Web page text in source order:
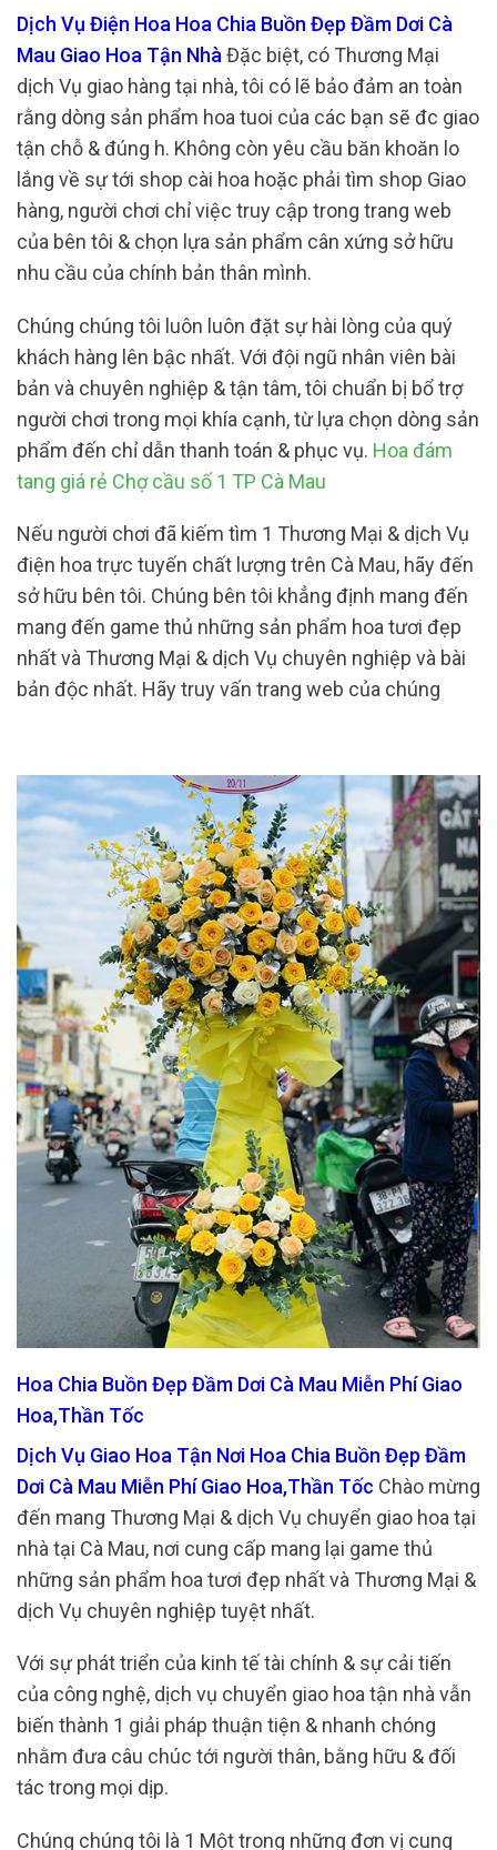
Dịch Vụ Điện Hoa Hoa Chia Buồn Đẹp Đầm Dơi Cà
Mau Giao Hoa Tận Nhà Đặc biệt, có Thương Mại
dịch Vụ giao hàng tại nhà, tôi có lẽ bảo đảm an toàn
rằng dòng sản phẩm hoa tuoi của các bạn sẽ đc giao
tận chỗ & đúng h. Không còn yêu cầu băn khoăn lo
lắng về sự tới shop cài hoa hoặc phải tìm shop Giao
hàng, người chơi chỉ việc truy cập trong trang web
của bên tôi & chọn lựa sản phẩm cân xứng sở hữu
nhu cầu của chính bản thân mình.
Chúng chúng tôi luôn luôn đặt sự hài lòng của quý
khách hàng lên bậc nhất. Với đội ngũ nhân viên bài
bản và chuyên nghiệp & tận tâm, tôi chuẩn bị bổ trợ
người chơi trong mọi khía cạnh, từ lựa chọn dòng sản
phẩm đến chỉ dẫn thanh toán & phục vụ. Hoa đám
tang giá rẻ Chợ cầu số 1 TP Cà Mau
Nếu người chơi đã kiếm tìm 1 Thương Mại & dịch Vụ
điện hoa trực tuyến chất lượng trên Cà Mau, hãy đến
sở hữu bên tôi. Chúng bên tôi khẳng định mang đến
mang đến game thủ những sản phẩm hoa tươi đẹp
nhất và Thương Mại & dịch Vụ chuyên nghiệp và bài
bản độc nhất. Hãy truy vấn trang web của chúng
Hoa Chia Buồn Đẹp Đầm Dơi Cà Mau Miễn Phí Giao
Hoa,Thần Tốc
Dịch Vụ Giao Hoa Tận Nơi Hoa Chia Buồn Đẹp Đầm
Dơi Cà Mau Miễn Phí Giao Hoa,Thần Tốc Chào mừng
đến mang Thương Mại & dịch Vụ chuyển giao hoa tại
nhà tại Cà Mau, nơi cung cấp mang lại game thủ
những sản phẩm hoa tươi đẹp nhất và Thương Mại &
dịch Vụ chuyên nghiệp tuyệt nhất.
Với sự phát triển của kinh tế tài chính & sự cải tiến
của công nghệ, dịch vụ chuyển giao hoa tận nhà vẫn
biến thành 1 giải pháp thuận tiện & nhanh chóng
nhằm đưa câu chúc tới người thân, bằng hữu & đối
tác trong mọi dịp.
Chúng chúng tôi là 1 Một trong những đơn vị cung